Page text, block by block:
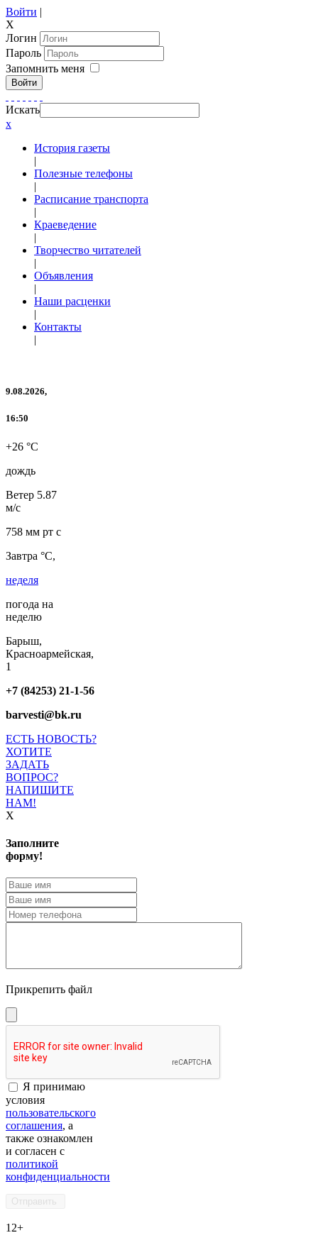
Войти |
X
Логин
Пароль
Запомнить меня
Войти
Искать
x
История газеты
|
Полезные телефоны
|
Расписание транспорта
|
Краеведение
|
Творчество читателей
|
Объявления
|
Наши расценки
|
Контакты
|
9.08.2026,
16:50
+26 °C
дождь
Ветер 5.87
м/с
758 мм рт с
Завтра °C,
неделя
погода на
неделю
Барыш,
Красноармейская,
1
+7 (84253) 21-1-56
barvesti@bk.ru
ЕСТЬ НОВОСТЬ?
ХОТИТЕ
ЗАДАТЬ
ВОПРОС?
НАПИШИТЕ
НАМ!
X
Заполните
форму!
Прикрепить файл
Я принимаю
условия
пользовательского
соглашения, а
также ознакомлен
и согласен с
политикой
конфиденциальности
12+